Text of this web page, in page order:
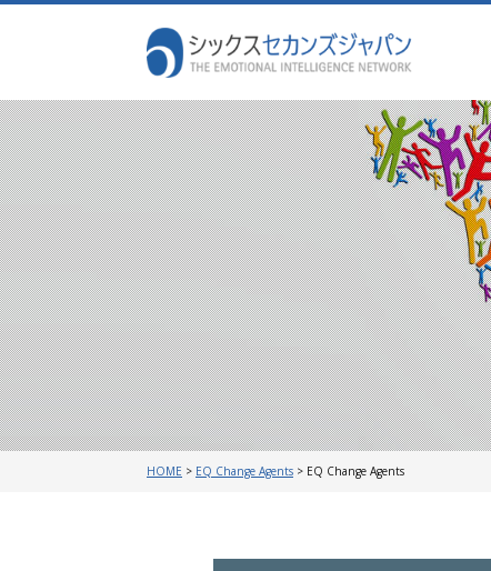
HOME > EQ Change Agents > EQ Change Agents